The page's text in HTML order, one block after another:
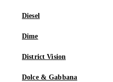
Diesel
Dime
District Vision
Dolce & Gabbana